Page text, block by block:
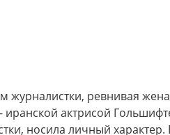
журналистки, ревнивая
иранской актрисой
носила личный